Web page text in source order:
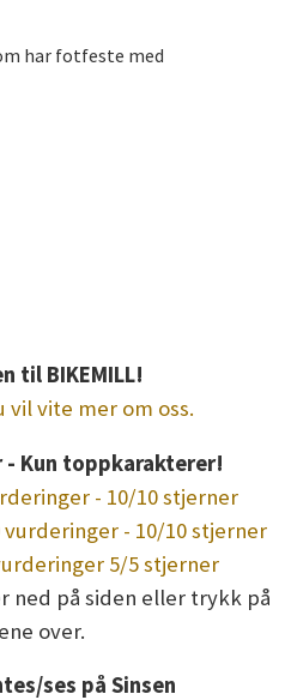
har fotfeste med
til BIKEMILL!
vil vite mer om oss.
- Kun toppkarakterer!
- 10/10 stjerner
vurderinger - 10/10 stjerner
5/5 stjerner
ned på siden eller trykk på
over.
ses på Sinsen